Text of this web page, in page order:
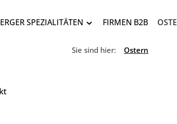
SPEZIALITÄTEN FIRMEN B2B
Sie sind hier: Ostern